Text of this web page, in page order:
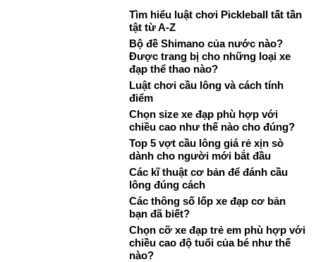
Tìm hiểu luật chơi Pickleball tất tần
tật từ A-Z
Bộ đề Shimano của nước nào?
Được trang bị cho những loại xe
đạp thể thao nào?
Luật chơi cầu lông và cách tính
điểm
Chọn size xe đạp phù hợp với
chiều cao như thế nào cho đúng?
Top 5 vợt cầu lông giá rẻ xịn sò
dành cho người mới bắt đầu
Các kĩ thuật cơ bản để đánh cầu
lông đúng cách
Các thông số lốp xe đạp cơ bản
bạn đã biết?
Chọn cỡ xe đạp trẻ em phù hợp với
chiều cao độ tuổi của bé như thế
nào?